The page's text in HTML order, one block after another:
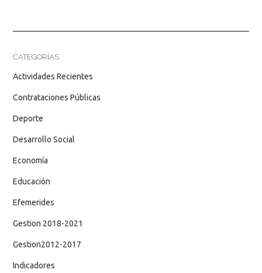
CATEGORÍAS
Actividades Recientes
Contrataciones Públicas
Deporte
Desarrollo Social
Economía
Educación
Efemerides
Gestion 2018-2021
Gestion2012-2017
Indicadores